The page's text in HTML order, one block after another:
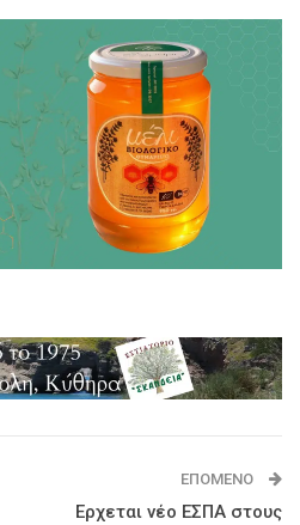
ΕΠΌΜΕΝΟ
Ερχεται νέο ΕΣΠΑ στους